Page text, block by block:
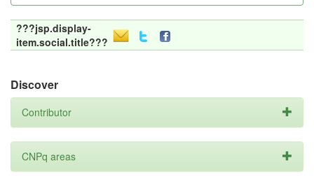
???jsp.display-
item.social.title???
Discover
Contributor
CNPq areas